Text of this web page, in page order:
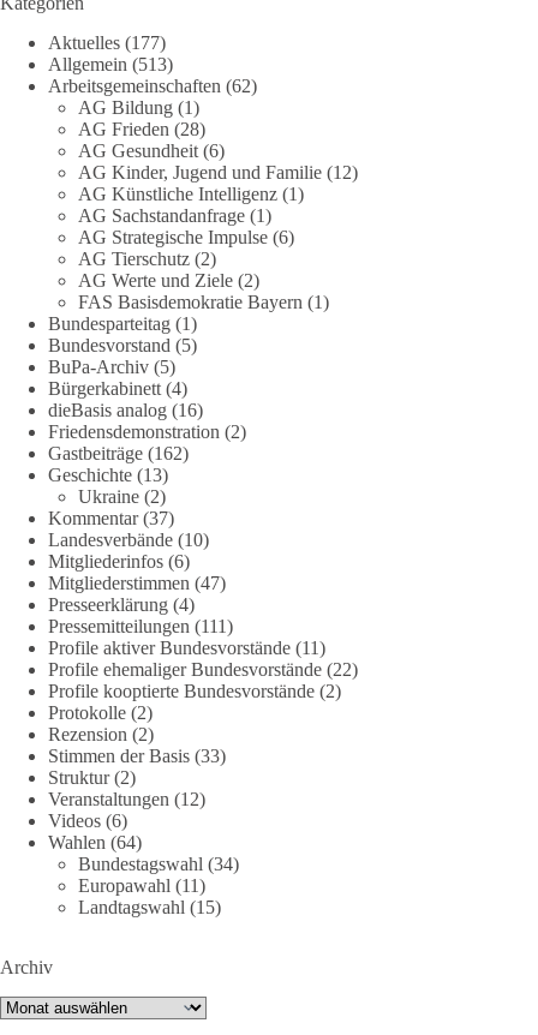
🟩🟩🟦🟦🟥🟥🟧🟧
Eine demokratische Gesellschaft lebt nicht davon, unbequeme
Fragen zu vermeiden. Sie lebt davon, Fragen offen zu stellen
und transparent zu beantworten.
dieBasis fordert deshalb weiterhin eine unabhängige,
vollständige und transparente Aufarbeitung der Corona-Politik.
Ohne Denkverbote, ohne Vorverurteilungen und ohne Tabus.
Quellen:https://apnews.com/article/fauci-diaries-covid-origins-
rand-paul-6b25da9f75a0becbaf2886ab22643e67
https://www.tichyseinblick.de/kolumnen/aus-aller-welt/usa-
tagebuch-fauci-corona-impfung/
#dieBasis #Corona #Aufarbeitung
#Vertrauen
239 36 60
DieBasis
24 Stunden zuvor
🕊 Wir wollen den Krieg mit Russland nicht!
Am 20. Juni 2026 fand in Berlin am Brandenburger Tor die
Demonstration mit dem Motto „Russland ist nicht unser
Feind“ statt.
Hier ein Auszug aus der Rede von der
Bundestagsabgeordneten Sevim Dağdelen (BSW).
„Wir müssen Nein sagen zu diesem stinkenden
👉 Hier geht es zum vollständigen Video:
https://www.youtube.com/live/a9hOswSNg4I?
Aktuelles (177)
Allgemein (513)
Arbeitsgemeinschaften (62)
AG Bildung (1)
AG Frieden (28)
AG Gesundheit (6)
AG Kinder, Jugend und Familie (12)
AG Künstliche Intelligenz (1)
AG Sachstandanfrage (1)
AG Strategische Impulse (6)
AG Tierschutz (2)
AG Werte und Ziele (2)
FAS Basisdemokratie Bayern (1)
Bundesparteitag (1)
Bundesvorstand (5)
BuPa-Archiv (5)
Bürgerkabinett (4)
dieBasis analog (16)
Friedensdemonstration (2)
Gastbeiträge (162)
Geschichte (13)
Ukraine (2)
Kommentar(37)
Landesverbände (10)
Mitgliederinfos (6)
Mitgliederstimmen (47)
Presseerklärung (4)
Pressemitteilungen (111)
Profile aktiver Bundesvorstände (11)
Profile ehemaliger Bundesvorstände (22)
Profile kooptierte Bundesvorstände (2)
Protokolle (2)
Rezension (2)
Stimmen der Basis (33)
Struktur(2)
Veranstaltungen (12)
Videos (6)
Wahlen (64)
Bundestagswahl (34)
Europawahl (11)
Landtagswahl (15)
Archiv
Archiv